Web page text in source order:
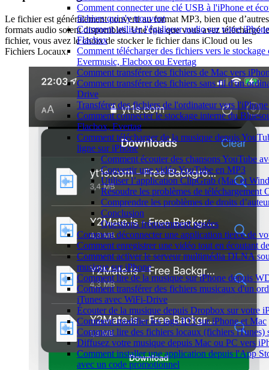
Comment connecter une clé USB à l'iPhone et
fichiers qui s'y trouvent
Comment utiliser l'égaliseur audio sur votre
Flacbox
Comment télécharger des fichiers vers le stockage
Evermusic, Flacbox ou Evertag
Comment transférer des fichiers de Mac vers
Comment transférer des fichiers sans fil d'un
Drive
Transférer des fichiers de l'ordinateur vers
Comment connecter le stockage interne du
Flacbox, Evertag
Comment télécharger de la musique depuis
ligne sur iPhone
Comment écouter des chansons YouTube
Convertir une vidéo YouTube en MP3
Utiliser l’application ClipGrab (Mac et
Résoudre les problèmes de téléchargement
Comprendre les problèmes de droits
Conclusion
Questions fréquemment posées
Comment déconnecter une application tierce de
Comment enregistrer une vidéo tout en écoutant
Comment activer le serveur multimédia DLNA
musique sur iPhone
Comment lire de la musique sur iPhone depuis
Comment transférer des fichiers musicaux d'un
iTunes avec WiFi-Drive
Écouter de la musique depuis Dropbox sur votre
Comment modifier les tags ID3 sur iPhone et Mac
Comment lire des fichiers locaux (fichiers iTunes)
Diffusez votre musique depuis Mac ou PC vers
Comment installer une application depuis l'App
avec un code promotionnel
Le fichier est généralement converti au format MP3, bien que d’autres
formats audio soient disponibles. Une fois que vous avez téléchargé le
fichier, vous avez le choix de stocker le fichier dans iCloud ou les
Fichiers Locaux.